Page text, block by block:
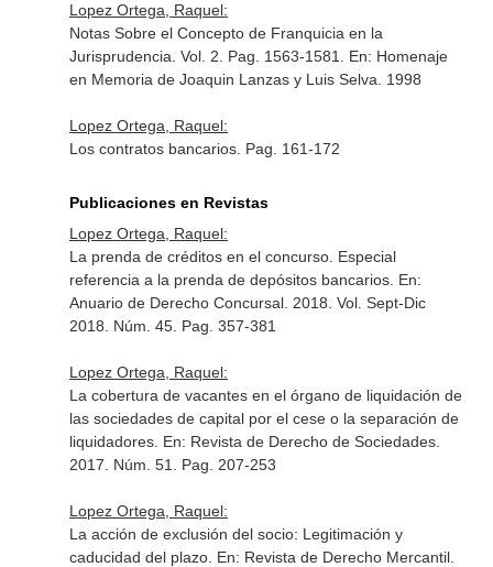
Lopez Ortega, Raquel:
Notas Sobre el Concepto de Franquicia en la
Jurisprudencia. Vol. 2. Pag. 1563-1581. En: Homenaje
en Memoria de Joaquin Lanzas y Luis Selva . 1998
Lopez Ortega, Raquel:
Los contratos bancarios. Pag. 161-172
Publicaciones en Revistas
Lopez Ortega, Raquel:
La prenda de créditos en el concurso. Especial
referencia a la prenda de depósitos bancarios. En:
Anuario de Derecho Concursal. 2018. Vol. Sept-Dic
2018. Núm. 45. Pag. 357-381
Lopez Ortega, Raquel:
La cobertura de vacantes en el órgano de liquidación de
las sociedades de capital por el cese o la separación de
liquidadores. En: Revista de Derecho de Sociedades.
2017. Núm. 51. Pag. 207-253
Lopez Ortega, Raquel:
La acción de exclusión del socio: Legitimación y
caducidad del plazo. En: Revista de Derecho Mercantil.